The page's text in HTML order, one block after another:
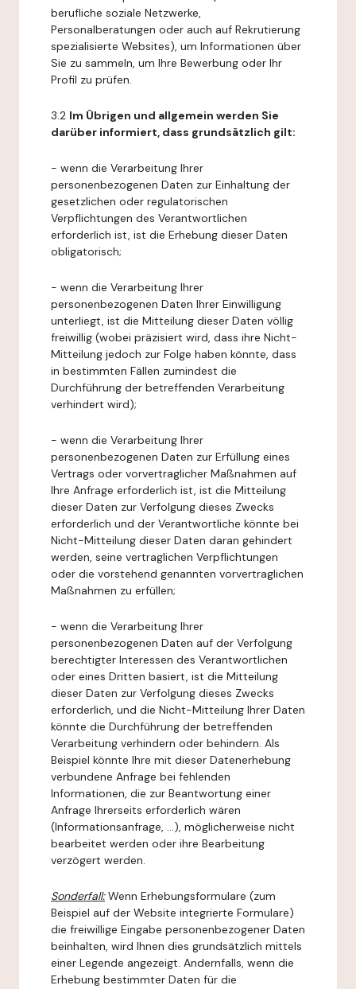
berufliche soziale Netzwerke,
Personalberatungen oder auch auf Rekrutierung
spezialisierte Websites), um Informationen über
Sie zu sammeln, um Ihre Bewerbung oder Ihr
Profil zu prüfen.
3.2 Im Übrigen und allgemein werden Sie
darüber informiert, dass grundsätzlich gilt:
- wenn die Verarbeitung Ihrer
personenbezogenen Daten zur Einhaltung der
gesetzlichen oder regulatorischen
Verpflichtungen des Verantwortlichen
erforderlich ist, ist die Erhebung dieser Daten
obligatorisch;
- wenn die Verarbeitung Ihrer
personenbezogenen Daten Ihrer Einwilligung
unterliegt, ist die Mitteilung dieser Daten völlig
freiwillig (wobei präzisiert wird, dass ihre Nicht-
Mitteilung jedoch zur Folge haben könnte, dass
in bestimmten Fällen zumindest die
Durchführung der betreffenden Verarbeitung
verhindert wird);
- wenn die Verarbeitung Ihrer
personenbezogenen Daten zur Erfüllung eines
Vertrags oder vorvertraglicher Maßnahmen auf
Ihre Anfrage erforderlich ist, ist die Mitteilung
dieser Daten zur Verfolgung dieses Zwecks
erforderlich und der Verantwortliche könnte bei
Nicht-Mitteilung dieser Daten daran gehindert
werden, seine vertraglichen Verpflichtungen
oder die vorstehend genannten vorvertraglichen
Maßnahmen zu erfüllen;
- wenn die Verarbeitung Ihrer
personenbezogenen Daten auf der Verfolgung
berechtigter Interessen des Verantwortlichen
oder eines Dritten basiert, ist die Mitteilung
dieser Daten zur Verfolgung dieses Zwecks
erforderlich, und die Nicht-Mitteilung Ihrer Daten
könnte die Durchführung der betreffenden
Verarbeitung verhindern oder behindern. Als
Beispiel könnte Ihre mit dieser Datenerhebung
verbundene Anfrage bei fehlenden
Informationen, die zur Beantwortung einer
Anfrage Ihrerseits erforderlich wären
(Informationsanfrage, ...), möglicherweise nicht
bearbeitet werden oder ihre Bearbeitung
verzögert werden.
Sonderfall:Wenn Erhebungsformulare (zum
Beispiel auf der Website integrierte Formulare)
die freiwillige Eingabe personenbezogener Daten
beinhalten, wird Ihnen dies grundsätzlich mittels
einer Legende angezeigt. Andernfalls, wenn die
Erhebung bestimmter Daten für die